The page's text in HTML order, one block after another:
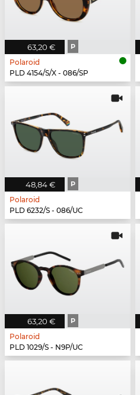
63,20 € P
Polaroid
PLD 4154/S/X - 086/SP
48,84 € P
Polaroid
PLD 6232/S - 086/UC
63,20 € P
Polaroid
PLD 1029/S - N9P/UC